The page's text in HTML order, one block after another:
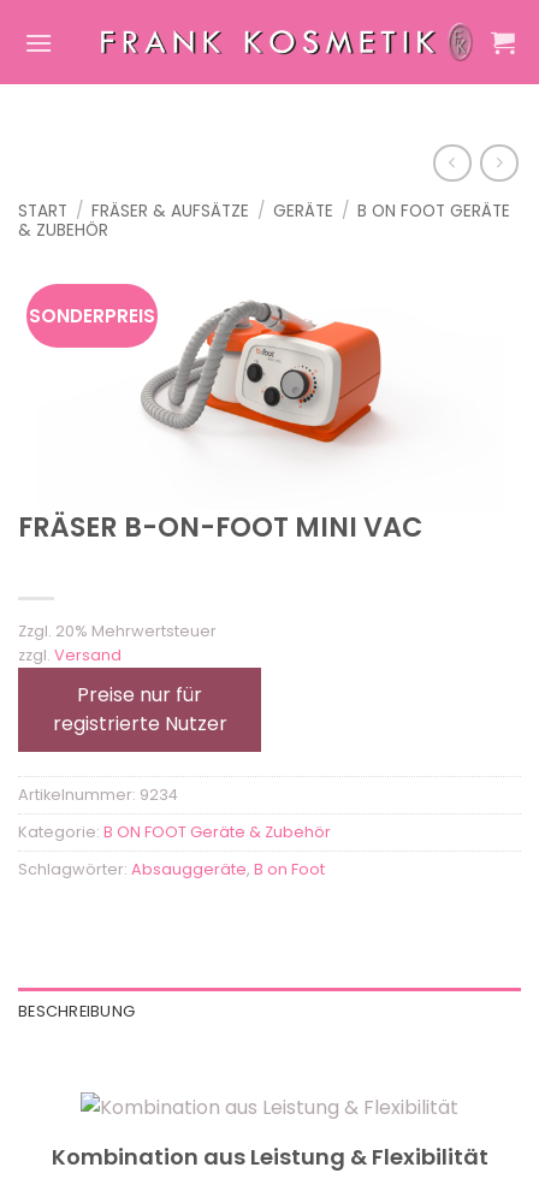
Inhalt
START / FRÄSER & AUFSÄTZE / GERÄTE / B ON FOOT GERÄTE
& ZUBEHÖR
SONDERPREIS
FRÄSER B-ON-FOOT MINI VAC
Zzgl. 20% Mehrwertsteuer
zzgl. Versand
Preise nur für
registrierte Nutzer
Artikelnummer: 9234
Kategorie: B ON FOOT Geräte & Zubehör
Schlagwörter: Absauggeräte, B on Foot
BESCHREIBUNG
Kombination aus Leistung & Flexibilität